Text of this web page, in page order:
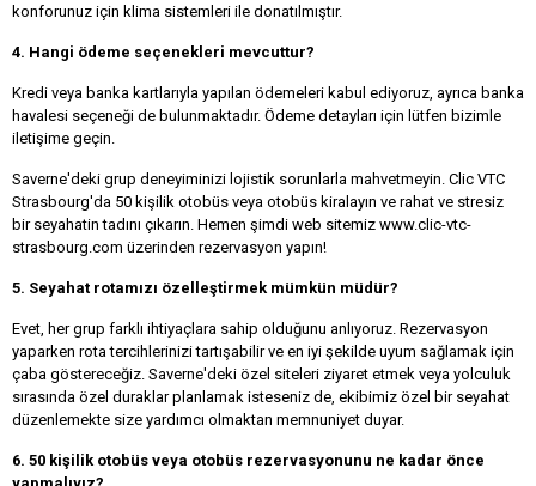
konforunuz için klima sistemleri ile donatılmıştır.
4. Hangi ödeme seçenekleri mevcuttur?
Kredi veya banka kartlarıyla yapılan ödemeleri kabul ediyoruz, ayrıca banka
havalesi seçeneği de bulunmaktadır. Ödeme detayları için lütfen bizimle
iletişime geçin.
Saverne'deki grup deneyiminizi lojistik sorunlarla mahvetmeyin. Clic VTC
Strasbourg'da 50 kişilik otobüs veya otobüs kiralayın ve rahat ve stresiz
bir seyahatin tadını çıkarın. Hemen şimdi web sitemiz www.clic-vtc-
strasbourg.com üzerinden rezervasyon yapın!
5. Seyahat rotamızı özelleştirmek mümkün müdür?
Evet, her grup farklı ihtiyaçlara sahip olduğunu anlıyoruz. Rezervasyon
yaparken rota tercihlerinizi tartışabilir ve en iyi şekilde uyum sağlamak için
çaba göstereceğiz. Saverne'deki özel siteleri ziyaret etmek veya yolculuk
sırasında özel duraklar planlamak isteseniz de, ekibimiz özel bir seyahat
düzenlemekte size yardımcı olmaktan memnuniyet duyar.
6. 50 kişilik otobüs veya otobüs rezervasyonunu ne kadar önce
yapmalıyız?